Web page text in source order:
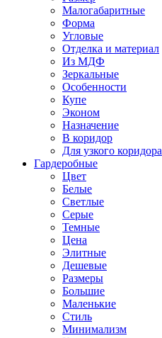
Малогабаритные
Форма
Угловые
Отделка и материал
Из МДФ
Зеркальные
Особенности
Купе
Эконом
Назначение
В коридор
Для узкого коридора
Гардеробные
Цвет
Белые
Светлые
Серые
Темные
Цена
Элитные
Дешевые
Размеры
Большие
Маленькие
Стиль
Минимализм